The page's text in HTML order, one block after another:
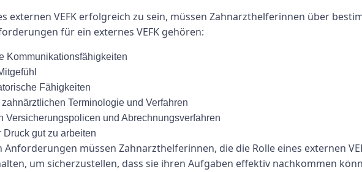
externen VEFK erfolgreich zu sein, müssen Zahnarzthelferinnen über
für ein externes VEFK gehören:
Kommunikationsfähigkeiten
Fähigkeiten
Terminologie und Verfahren
Versicherungspolicen und Abrechnungsverfahren
Druck gut zu arbeiten
Anforderungen müssen Zahnarzthelferinnen, die die Rolle eines externen
um sicherzustellen, dass sie ihren Aufgaben effektiv nachkommen